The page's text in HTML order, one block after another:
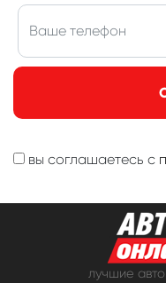
вы соглашаетесь с
лучшие